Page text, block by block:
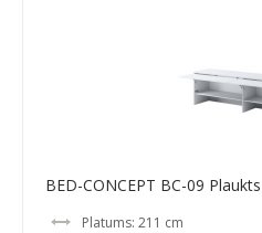
BED-CONCEPT BC-09
Platums: 211 cm